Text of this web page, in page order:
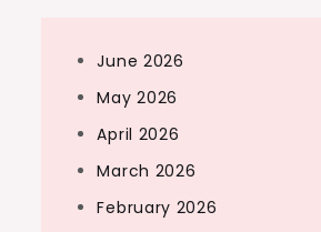
June 2026
May 2026
April 2026
March 2026
February 2026